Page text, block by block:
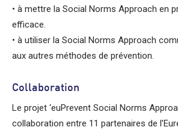
• à mettre la Social Norms Approach en
efficace.
• à utiliser la Social Norms Approach
aux autres méthodes de prévention.
Collaboration
Le projet ‘euPrevent Social Norms
collaboration entre 11 partenaires de